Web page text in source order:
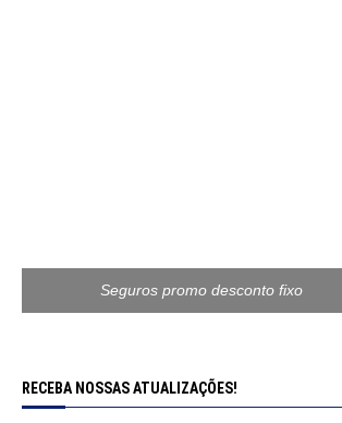
Seguros promo desconto fixo
RECEBA NOSSAS ATUALIZAÇÕES!